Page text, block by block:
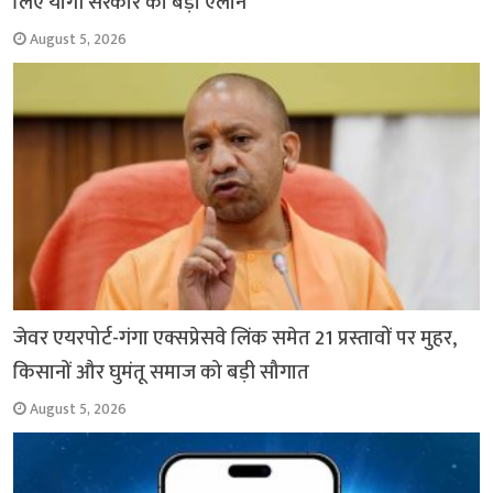
August 5, 2026
जेवर एयरपोर्ट-गंगा एक्सप्रेसवे लिंक समेत 21 प्रस्तावों पर मुहर,
किसानों और घुमंतू समाज को बड़ी सौगात
August 5, 2026